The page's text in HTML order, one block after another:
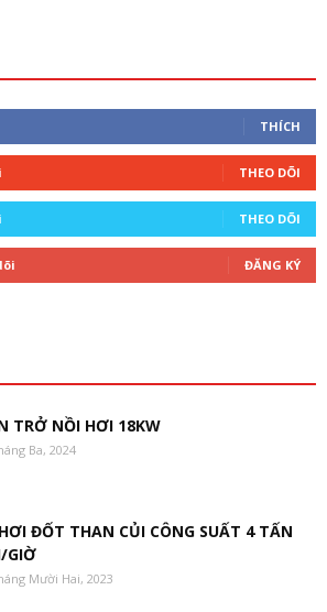
THÍCH
THEO DÕI
THEO DÕI
ĐĂNG KÝ
TRỞ NỒI HƠI 18KW
Ba, 2024
ĐỐT THAN CỦI CÔNG SUẤT 4 TẤN
GIỜ
Mười Hai, 2023